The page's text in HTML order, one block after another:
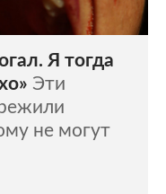
обитания
Я тогда
Эти
не могут